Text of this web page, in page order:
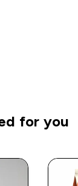
for you